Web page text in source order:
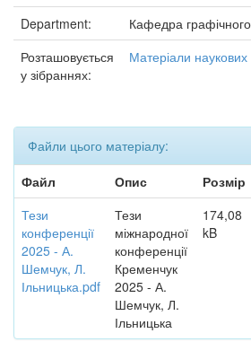
Department:
Кафедра
Розташовується
у зібраннях:
Матеріали
Файли цього матеріалу:
Файл
Опис Розмір
Тези
конференції
2025 - А.
Шемчук, Л.
Ільницька.pdf
Тези
міжнародної
конференції
Кременчук
2025 - А.
Шемчук, Л.
Ільницька
174,08
kB